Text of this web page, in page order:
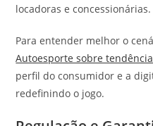
locadoras e concessionárias.
Para entender melhor o
Autoesporte sobre
perfil do consumidor e a
redefinindo o jogo.